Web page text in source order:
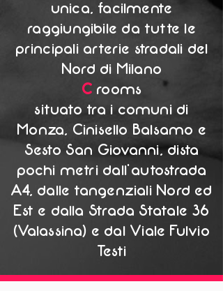
unica, facilmente
raggiungibile da tutte le
principali arterie stradali del
Nord di Milano
Crooms
situato tra i comuni di
Monza, Cinisello Balsamo e
Sesto San Giovanni, dista
pochi metri dall'autostrada
A4, dalle tangenziali Nord ed
Est e dalla Strada Statale 36
(Valassina) e dal Viale Fulvio
Testi